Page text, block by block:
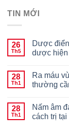
TIN MỚI
26
Th5
Dược
dược hiện
28
Th1
Ra máu
thường
28
Th1
Nấm âm
cách trị tại